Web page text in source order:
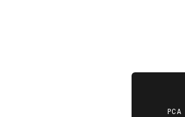
PCA